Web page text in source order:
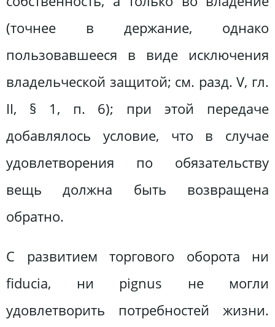
(точнее в держание, однако
пользовавшееся в виде исключения
владельческой защитой; см. разд. V, гл.
II, § 1, п. 6); при этой передаче
добавлялось условие, что в случае
удовлетворения по обязательству
вещь должна быть возвращена
обратно.
С развитием торгового оборота ни
fiducia, ни pignus не могли
удовлетворить потребностей жизни.